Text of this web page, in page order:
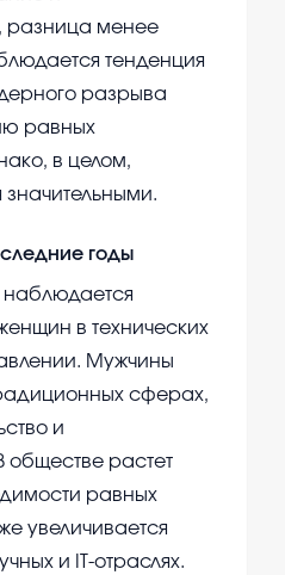
разница менее
тенденция
разрыва
равных
в целом,
значительными.
годы
наблюдается
в технических
Мужчины
сферах,
и
обществе растет
равных
увеличивается
и IT-отраслях.